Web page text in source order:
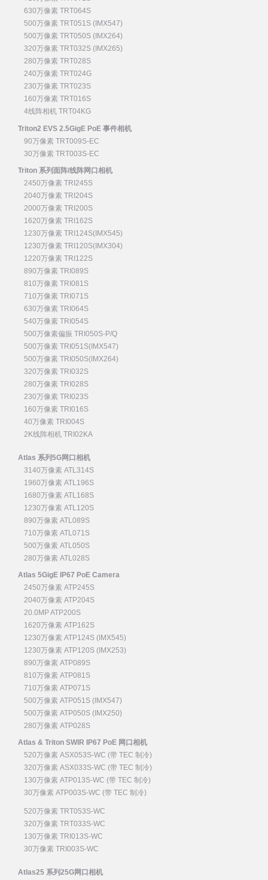
630万像素 TRT064S
500万像素 TRT051S (IMX547)
500万像素 TRT050S (IMX264)
320万像素 TRT032S (IMX265)
280万像素 TRT028S
240万像素 TRT024G
230万像素 TRT023S
160万像素 TRT016S
4线阵相机 TRT04KG
Triton2 EVS 2.5GigE PoE 事件相机
90万像素 TRT009S-EC
30万像素 TRT003S-EC
Triton 系列面阵/线阵网口相机
2450万像素 TRI245S
2040万像素 TRI204S
2000万像素 TRI200S
1620万像素 TRI162S
1230万像素 TRI124S(IMX545)
1230万像素 TRI120S(IMX304)
1220万像素 TRI122S
890万像素 TRI089S
810万像素 TRI081S
710万像素 TRI071S
630万像素 TRI064S
540万像素 TRI054S
500万像素偏振 TRI050S-P/Q
500万像素 TRI051S(IMX547)
500万像素 TRI050S(IMX264)
320万像素 TRI032S
280万像素 TRI028S
230万像素 TRI023S
160万像素 TRI016S
40万像素 TRI004S
2K线阵相机 TRI02KA
Atlas 系列5G网口相机
3140万像素 ATL314S
1960万像素 ATL196S
1680万像素 ATL168S
1230万像素 ATL120S
890万像素 ATL089S
710万像素 ATL071S
500万像素 ATL050S
280万像素 ATL028S
Atlas 5GigE IP67 PoE Camera
2450万像素 ATP245S
2040万像素 ATP204S
20.0MP ATP200S
1620万像素 ATP162S
1230万像素 ATP124S (IMX545)
1230万像素 ATP120S (IMX253)
890万像素 ATP089S
810万像素 ATP081S
710万像素 ATP071S
500万像素 ATP051S (IMX547)
500万像素 ATP050S (IMX250)
280万像素 ATP028S
Atlas & Triton SWIR IP67 PoE 网口相机
520万像素 ASX053S-WC (带 TEC 制冷)
320万像素 ASX033S-WC (带 TEC 制冷)
130万像素 ATP013S-WC (带 TEC 制冷)
30万像素 ATP003S-WC (带 TEC 制冷)
520万像素 TRT053S-WC
320万像素 TRT033S-WC
130万像素 TRI013S-WC
30万像素 TRI003S-WC
Atlas25 系列25G网口相机